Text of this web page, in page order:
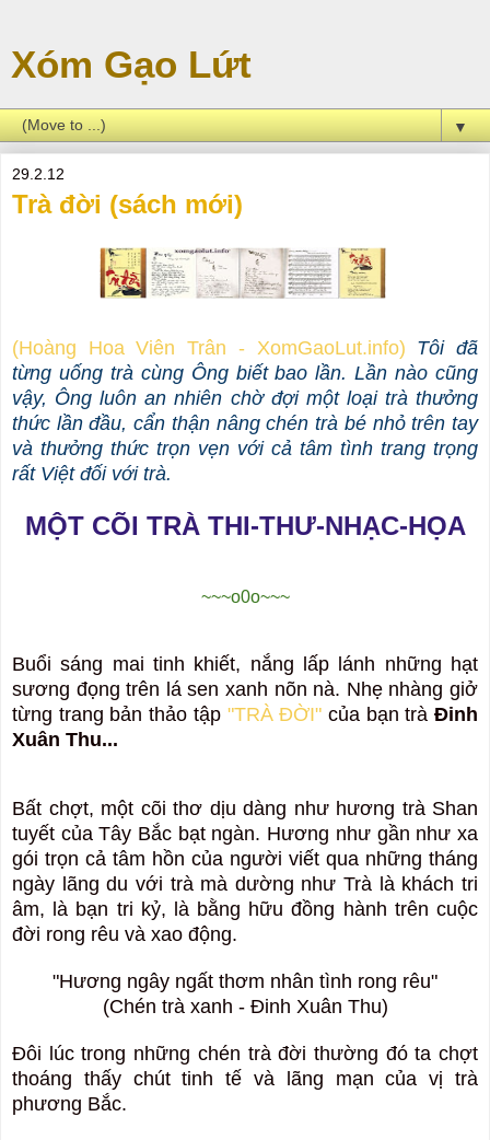
Xóm Gạo Lứt
▼
29.2.12
Trà đời (sách mới)
(Hoàng Hoa Viên Trân - XomGaoLut.info) Tôi đã
từng uống trà cùng Ông biết bao lần. Lần nào cũng
vậy, Ông luôn an nhiên chờ đợi một loại trà thưởng
thức lần đầu, cẩn thận nâng chén trà bé nhỏ trên tay
và thưởng thức trọn vẹn với cả tâm tình trang trọng
rất Việt đối với trà.
MỘT CÕI TRÀ THI-THƯ-NHẠC-HỌA
~~~o0o~~~
Buổi sáng mai tinh khiết, nắng lấp lánh những hạt
sương đọng trên lá sen xanh nõn nà. Nhẹ nhàng giở
từng trang bản thảo tập "TRÀ ĐỜI" của bạn tràĐinh
Xuân Thu...
Bất chợt, một cõi thơ dịu dàng như hương trà Shan
tuyết của Tây Bắc bạt ngàn. Hương như gần như xa
gói trọn cả tâm hồn của người viết qua những tháng
ngày lãng du với trà mà dường như Trà là khách tri
âm, là bạn tri kỷ, là bằng hữu đồng hành trên cuộc
đời rong rêu và xao động.
"Hương ngây ngất thơm nhân tình rong rêu"
(Chén trà xanh - Đinh Xuân Thu)
Đôi lúc trong những chén trà đời thường đó ta chợt
thoáng thấy chút tinh tế và lãng mạn của vị trà
phương Bắc.